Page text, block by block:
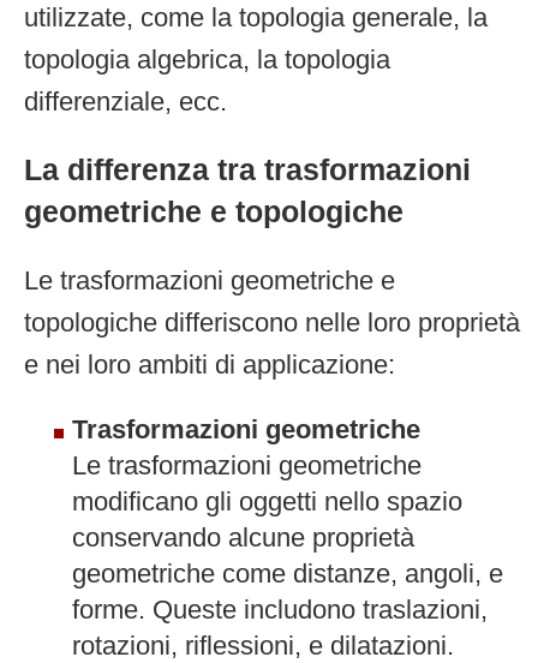
utilizzate, come la topologia generale, la
topologia algebrica, la topologia
differenziale, ecc.
La differenza tra trasformazioni
geometriche e topologiche
Le trasformazioni geometriche e
topologiche differiscono nelle loro proprietà
e nei loro ambiti di applicazione:
Trasformazioni geometriche
Le trasformazioni geometriche
modificano gli oggetti nello spazio
conservando alcune proprietà
geometriche come distanze, angoli, e
forme. Queste includono traslazioni,
rotazioni, riflessioni, e dilatazioni.